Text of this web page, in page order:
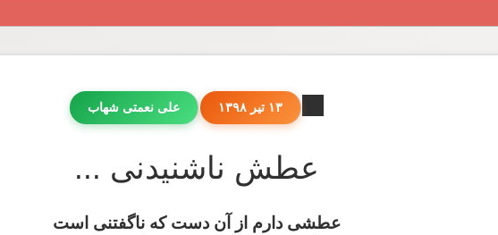
۱۳ تیر ۱۳۹۸ علی نعمتی شهاب
عطش ناشنیدنی ...
عطشی دارم از آن دست که ناگفتنی است